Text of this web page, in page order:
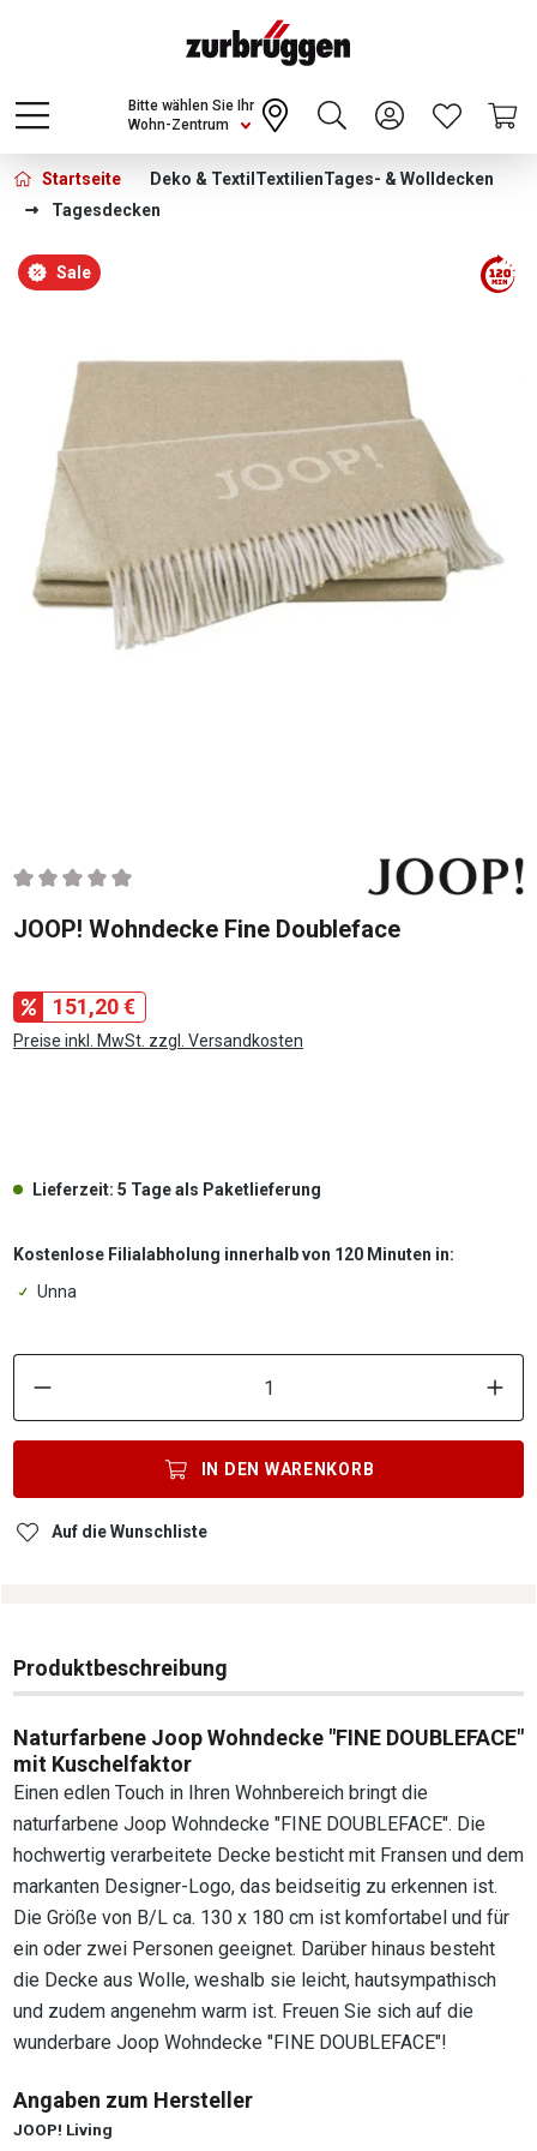
Choose a different country or region to see
content for your location and shop online
CONTINUE
Wohn-Zentrum
Bitte wählen Sie Ihr
Startseite Deko & Textil TextilienTages- & Wolldecken
Tagesdecken
Bildergalerie überspringen
Sale
Durchschnittliche Bewertung von 0 von 5 Sternen
JOOP! Wohndecke Fine Doubleface
151,20 €
Preise inkl. MwSt. zzgl. Versandkosten
Lieferzeit: 5 Tage als Paketlieferung
Kostenlose Filialabholung innerhalb von 120 Minuten in:
Unna
IN DEN WARENKORB
Auf die Wunschliste
Produktbeschreibung
Naturfarbene Joop Wohndecke "FINE DOUBLEFACE"
mit Kuschelfaktor
Einen edlen Touch in Ihren Wohnbereich bringt die
naturfarbene Joop Wohndecke "FINE DOUBLEFACE". Die
hochwertig verarbeitete Decke besticht mit Fransen und dem
markanten Designer-Logo, das beidseitig zu erkennen ist.
Die Größe von B/L ca. 130 x 180 cm ist komfortabel und für
ein oder zwei Personen geeignet. Darüber hinaus besteht
die Decke aus Wolle, weshalb sie leicht, hautsympathisch
und zudem angenehm warm ist. Freuen Sie sich auf die
wunderbare Joop Wohndecke "FINE DOUBLEFACE"!
Angaben zum Hersteller
JOOP! Living